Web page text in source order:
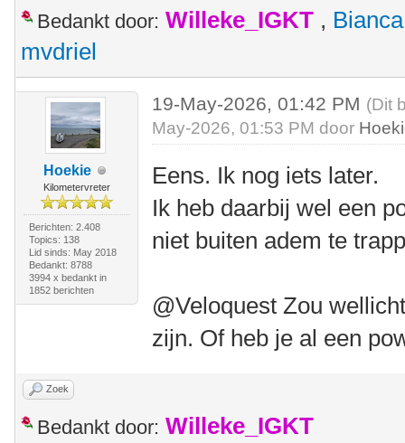
Bedankt door: Willeke_IGKT ,
mvdriel
Hoekie
Kilometervreter
Berichten: 2.408
Topics: 138
Lid sinds: May 2018
Bedankt: 8788
3994 x bedankt in
1852 berichten
19-May-2026, 01:42 PM (Dit
May-2026, 01:53 PM door
Eens. Ik nog iets later.
Ik heb daarbij wel een
niet buiten adem te
@Veloquest Zou
zijn. Of heb je al een
Zoek
Bedankt door: Willeke_IGKT